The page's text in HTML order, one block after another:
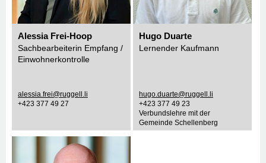
Alessia Frei-Hoop
Sachbearbeiterin Empfang /
Einwohnerkontrolle
alessia.frei@ruggell.li
+423 377 49 27
Hugo Duarte
Lernender Kaufmann
hugo.duarte@ruggell.li
+423 377 49 23
Verbundslehre mit der
Gemeinde Schellenberg